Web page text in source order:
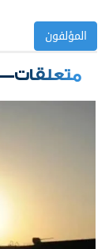
المؤلفون
متعلقات